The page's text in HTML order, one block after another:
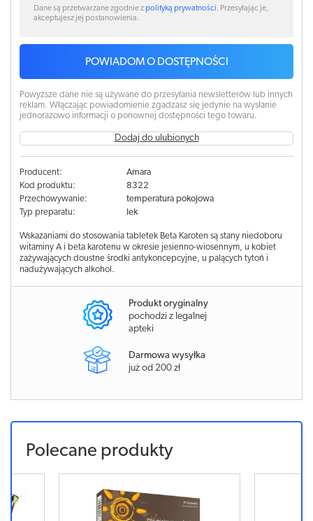
Dane są przetwarzane zgodnie zpolityką prywatności. Przesyłając je,
akceptujesz jej postanowienia.
POWIADOM O DOSTĘPNOŚCI
Powyższe dane nie są używane do przesyłania newsletterów lub innych
reklam. Włączając powiadomienie zgadzasz się jedynie na wysłanie
jednorazowo informacji o ponownej dostępności tego towaru.
Dodaj do ulubionych
Producent:
Amara
Kod produktu:
8322
Przechowywanie:
temperatura pokojowa
Typ preparatu:
lek
Wskazaniami do stosowania tabletek Beta Karoten są stany niedoboru
witaminy A i beta karotenu w okresie jesienno-wiosennym, u kobiet
zażywających doustne środki antykoncepcyjne, u palących tytoń i
nadużywających alkohol.
Produkt oryginalny
pochodzi z legalnej
apteki
Darmowa wysyłka
już od 200 zł
Polecane produkty